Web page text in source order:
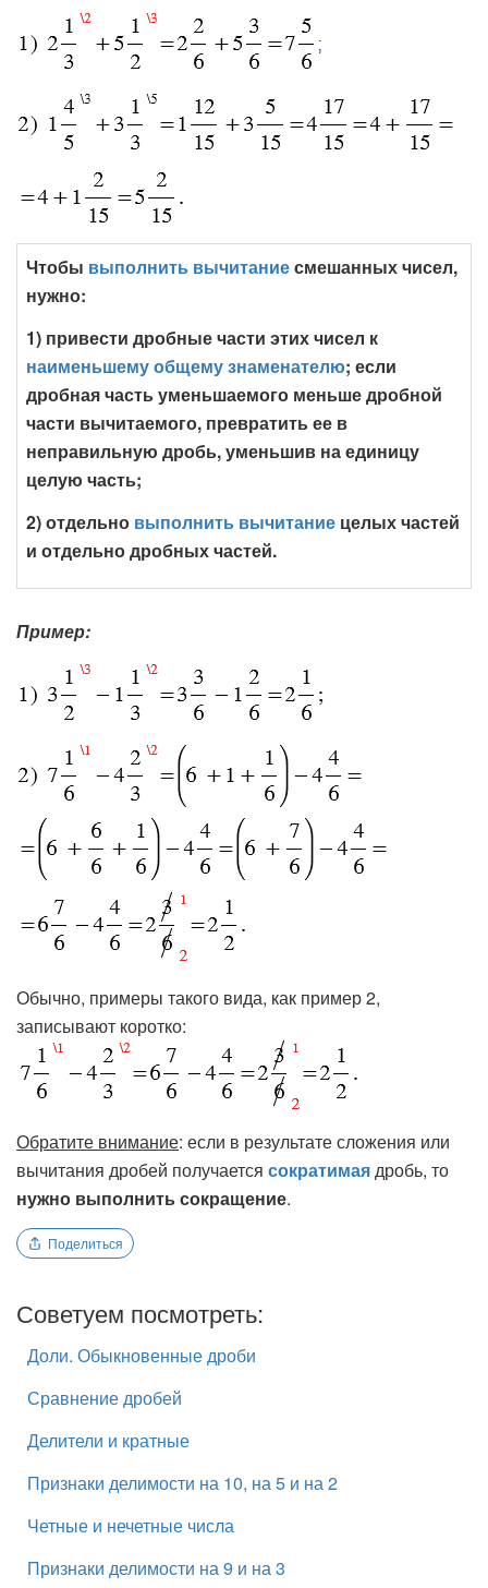
Чтобы выполнить вычитаниесмешанных чисел,
нужно:
1) привести дробные части этих чисел к
наименьшему общему знаменателю; если
дробная часть уменьшаемого меньше дробной
части вычитаемого, превратить ее в
неправильную дробь, уменьшив на единицу
целую часть;
2) отдельно выполнить вычитание целых частей
и отдельно дробных частей.
Пример:
Обычно, примеры такого вида, как пример 2,
записывают коротко:
Обратите внимание: если в результате сложения или
вычитания дробей получается сократимаядробь, то
нужно выполнить сокращение.
Поделиться
Советуем посмотреть:
Доли. Обыкновенные дроби
Сравнение дробей
Делители и кратные
Признаки делимости на 10, на 5 и на 2
Четные и нечетные числа
Признаки делимости на 9 и на 3